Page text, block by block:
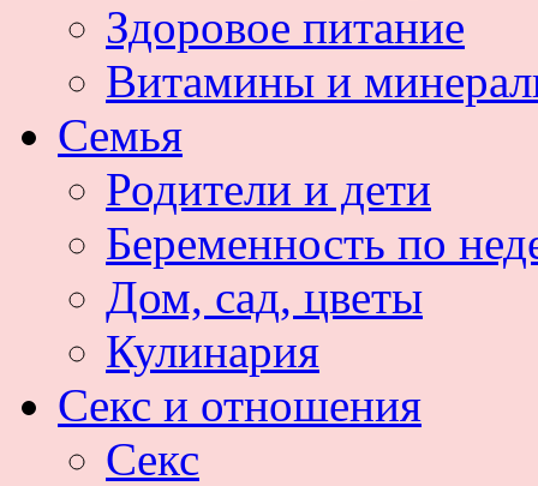
Здоровое питание
Витамины и
Семья
Родители и дети
Беременность по
Дом, сад, цветы
Кулинария
Секс и отношения
Секс